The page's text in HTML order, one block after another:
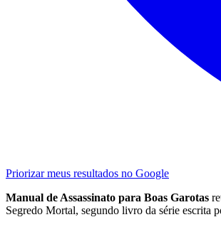
Priorizar meus resultados no Google
Manual de Assassinato para Boas Garotas
Segredo Mortal, segundo livro da série escrita